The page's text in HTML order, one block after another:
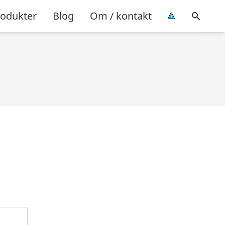
Blog Om / kontakt